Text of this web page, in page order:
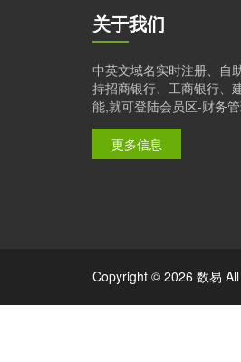
关于我们
中英文域名实时注册、自
持招商银行、工商银行、
能,就可登陆会员区-财务
更多信息
Copyright © 2026 数易